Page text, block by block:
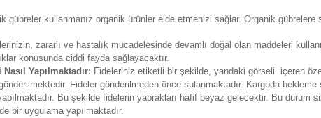
gübreler kullanmanız organik ürünler elde etmenizi sağlar. Organik
zararlı ve hastalık mücadelesinde devamlı doğal olan maddeleri
konusunda ciddi fayda sağlayacaktır.
Yapılmaktadır: Fideleriniz etiketli bir şekilde, yandaki görseli içeren
Fideler gönderilmeden önce sulanmaktadır. Kargoda
Bu şekilde fidelerin yaprakları hafif beyaz gelecektir. Bu durum
bir uygulama yapılmaktadır.